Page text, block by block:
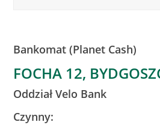
Bankomat (Planet Cash)
FOCHA 12,
Oddział Velo Bank
Czynny: